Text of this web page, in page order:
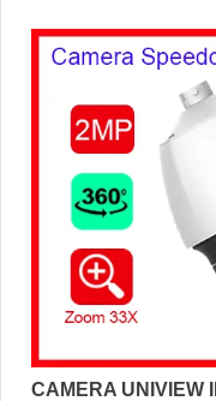
CAMERA UNIVIEW